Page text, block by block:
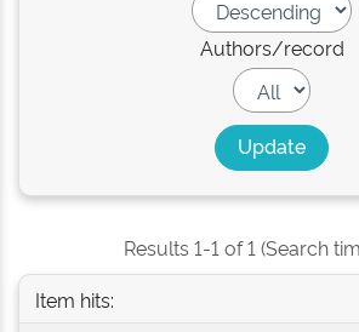
Authors/record
Results 1-1 of 1 (Search
Item hits: